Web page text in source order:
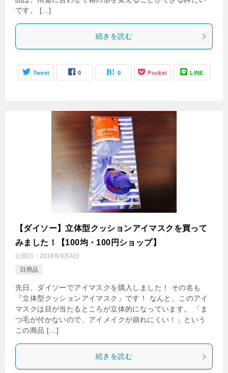
です。 […]
続きを読む
Tweet 0 0 Pocket LINE
【ダイソー】立体型クッションアイマスクを買って
みました！【100均・100円ショップ】
公開日： 2018年9月4日
日用品
先日、ダイソーでアイマスクを購入しました！ その名も
『立体型クッションアイマスク』です！ なんと、このアイ
マスクは目が当たるところが立体的になっています。 「ま
つ毛が付かないので、アイメイクが崩れにくい！」という
この商品 […]
続きを読む